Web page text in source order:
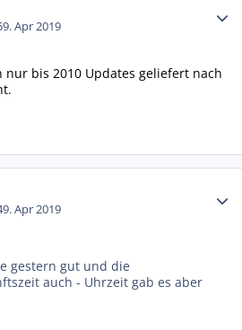
9. Apr 2019
nur bis 2010 Updates geliefert nach
9. Apr 2019
gestern gut und die
auch - Uhrzeit gab es aber